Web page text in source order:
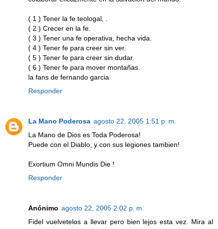
( 1 ) Tener la fe teologal, .
( 2 ) Crecer en la fe.
( 3 ) Tener una fe operativa, hecha vida.
( 4 ) Tener fe para creer sin ver.
( 5 ) Tener fe para creer sin dudar.
( 6 ) Tener fe para mover montañas.
la fans de fernando garcia
Responder
La Mano Poderosa agosto 22, 2005 1:51 p. m.
La Mano de Dios es Toda Poderosa!
Puede con el Diablo, y con sus legiones tambien!
Exortium Omni Mundis Die !
Responder
Anónimo agosto 22, 2005 2:02 p. m.
Fidel vuelvetelos a llevar pero bien lejos esta vez. Mira al